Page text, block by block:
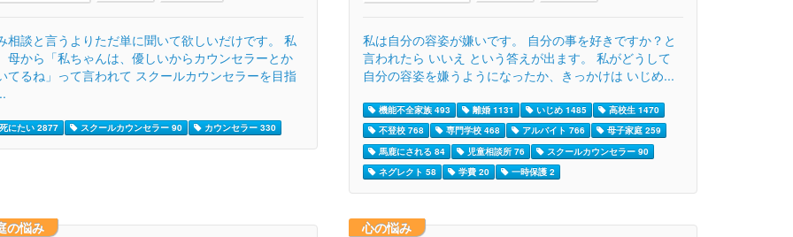
相談と言うよりただ単に聞いて欲しいだけです。 私
母から「私ちゃんは、優しいからカウンセラーとか
てるね」って言われて スクールカウンセラーを目指
にたい 2877 スクールカウンセラー 90 カウンセラー 330
私は自分の容姿が嫌いです。 自分の事を好きですか？と
言われたら いいえ という答えが出ます。 私がどうして
自分の容姿を嫌うようになったか、きっかけは いじめ...
機能不全家族 493 離婚 1131 いじめ 1485
高校生 1470
不登校 768
専門学校 468 アルバイト 766
母子家庭 259
馬鹿にされる 84
児童相談所 76
スクールカウンセラー 90
ネグレクト 58
学費 20 一時保護 2
の悩み 心の悩み